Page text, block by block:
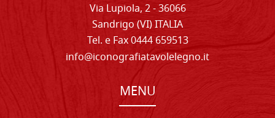
Via Lupiola, 2 - 36066
Sandrigo (VI) ITALIA
Tel. e Fax 0444 659513
info@iconografiatavolelegno.it
MENU